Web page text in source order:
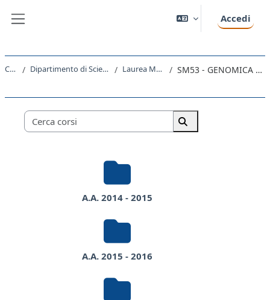
Accedi
Corsi Dipartimento di Scienze della Vita Laurea Magistrale SM53 - GENOMICA FUNZIONALE
Categorie di corso
Cerca corsi
Cerca corsi
A.A. 2014 - 2015
A.A. 2015 - 2016